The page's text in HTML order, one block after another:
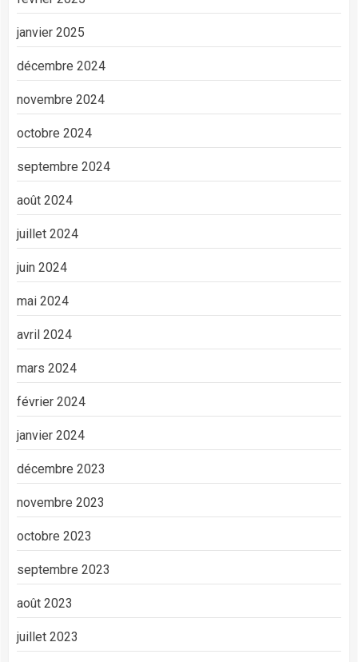
janvier 2025
décembre 2024
novembre 2024
octobre 2024
septembre 2024
août 2024
juillet 2024
juin 2024
mai 2024
avril 2024
mars 2024
février 2024
janvier 2024
décembre 2023
novembre 2023
octobre 2023
septembre 2023
août 2023
juillet 2023